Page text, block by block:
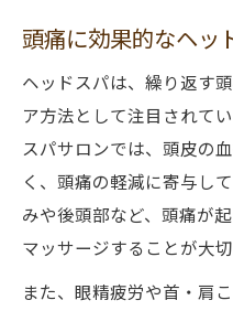
頭痛に効果的なヘッ
ヘッドスパは、繰り返す
ア方法として注目されて
スパサロンでは、頭皮の
く、頭痛の軽減に寄与し
みや後頭部など、頭痛が
マッサージすることが大切
また、眼精疲労や首・肩